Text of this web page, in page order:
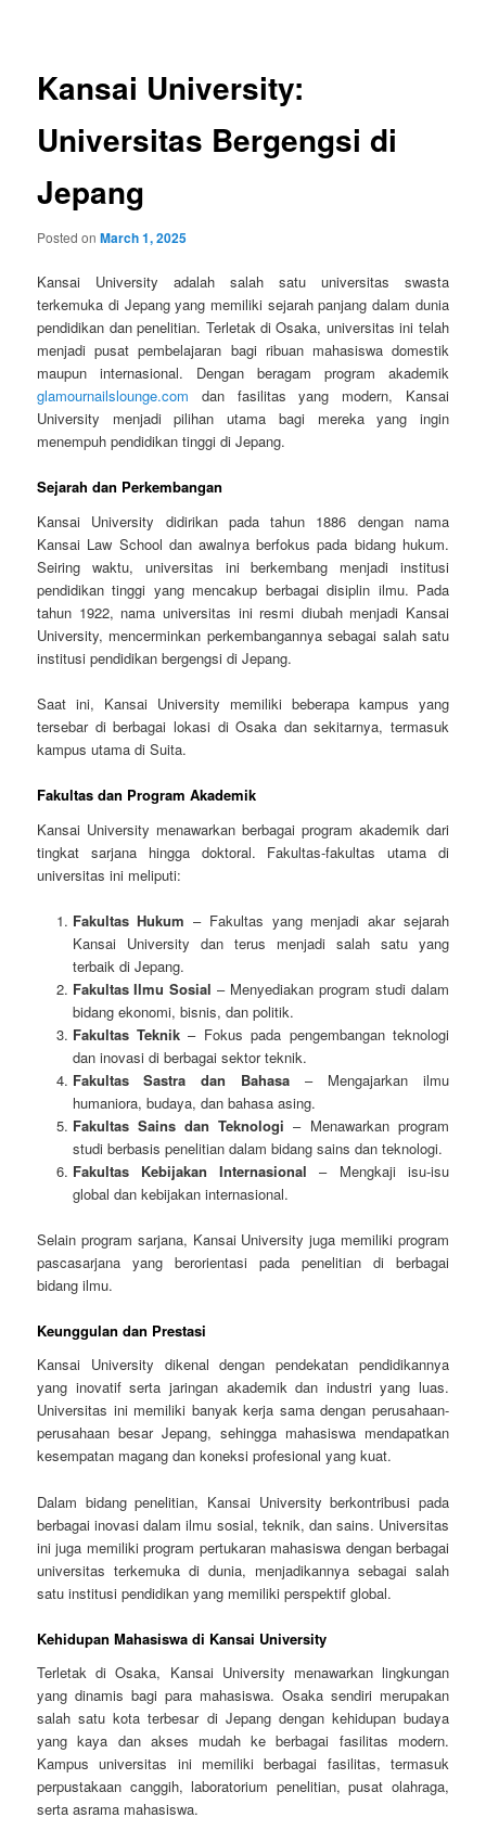
Kansai University:
Universitas Bergengsi di
Jepang
Posted onMarch 1, 2025
Kansai University adalah salah satu universitas swasta
terkemuka di Jepang yang memiliki sejarah panjang dalam dunia
pendidikan dan penelitian. Terletak di Osaka, universitas ini telah
menjadi pusat pembelajaran bagi ribuan mahasiswa domestik
maupun internasional. Dengan beragam program akademik
glamournailslounge.com dan fasilitas yang modern, Kansai
University menjadi pilihan utama bagi mereka yang ingin
menempuh pendidikan tinggi di Jepang.
Sejarah dan Perkembangan
Kansai University didirikan pada tahun 1886 dengan nama
Kansai Law School dan awalnya berfokus pada bidang hukum.
Seiring waktu, universitas ini berkembang menjadi institusi
pendidikan tinggi yang mencakup berbagai disiplin ilmu. Pada
tahun 1922, nama universitas ini resmi diubah menjadi Kansai
University, mencerminkan perkembangannya sebagai salah satu
institusi pendidikan bergengsi di Jepang.
Saat ini, Kansai University memiliki beberapa kampus yang
tersebar di berbagai lokasi di Osaka dan sekitarnya, termasuk
kampus utama di Suita.
Fakultas dan Program Akademik
Kansai University menawarkan berbagai program akademik dari
tingkat sarjana hingga doktoral. Fakultas-fakultas utama di
universitas ini meliputi:
Fakultas Hukum – Fakultas yang menjadi akar sejarah
Kansai University dan terus menjadi salah satu yang
terbaik di Jepang.
Fakultas Ilmu Sosial – Menyediakan program studi dalam
bidang ekonomi, bisnis, dan politik.
Fakultas Teknik– Fokus pada pengembangan teknologi
dan inovasi di berbagai sektor teknik.
Fakultas Sastra dan Bahasa – Mengajarkan ilmu
humaniora, budaya, dan bahasa asing.
Fakultas Sains dan Teknologi – Menawarkan program
studi berbasis penelitian dalam bidang sains dan teknologi.
Fakultas Kebijakan Internasional – Mengkaji isu-isu
global dan kebijakan internasional.
Selain program sarjana, Kansai University juga memiliki program
pascasarjana yang berorientasi pada penelitian di berbagai
bidang ilmu.
Keunggulan dan Prestasi
Kansai University dikenal dengan pendekatan pendidikannya
yang inovatif serta jaringan akademik dan industri yang luas.
Universitas ini memiliki banyak kerja sama dengan perusahaan-
perusahaan besar Jepang, sehingga mahasiswa mendapatkan
kesempatan magang dan koneksi profesional yang kuat.
Dalam bidang penelitian, Kansai University berkontribusi pada
berbagai inovasi dalam ilmu sosial, teknik, dan sains. Universitas
ini juga memiliki program pertukaran mahasiswa dengan berbagai
universitas terkemuka di dunia, menjadikannya sebagai salah
satu institusi pendidikan yang memiliki perspektif global.
Kehidupan Mahasiswa di Kansai University
Terletak di Osaka, Kansai University menawarkan lingkungan
yang dinamis bagi para mahasiswa. Osaka sendiri merupakan
salah satu kota terbesar di Jepang dengan kehidupan budaya
yang kaya dan akses mudah ke berbagai fasilitas modern.
Kampus universitas ini memiliki berbagai fasilitas, termasuk
perpustakaan canggih, laboratorium penelitian, pusat olahraga,
serta asrama mahasiswa.